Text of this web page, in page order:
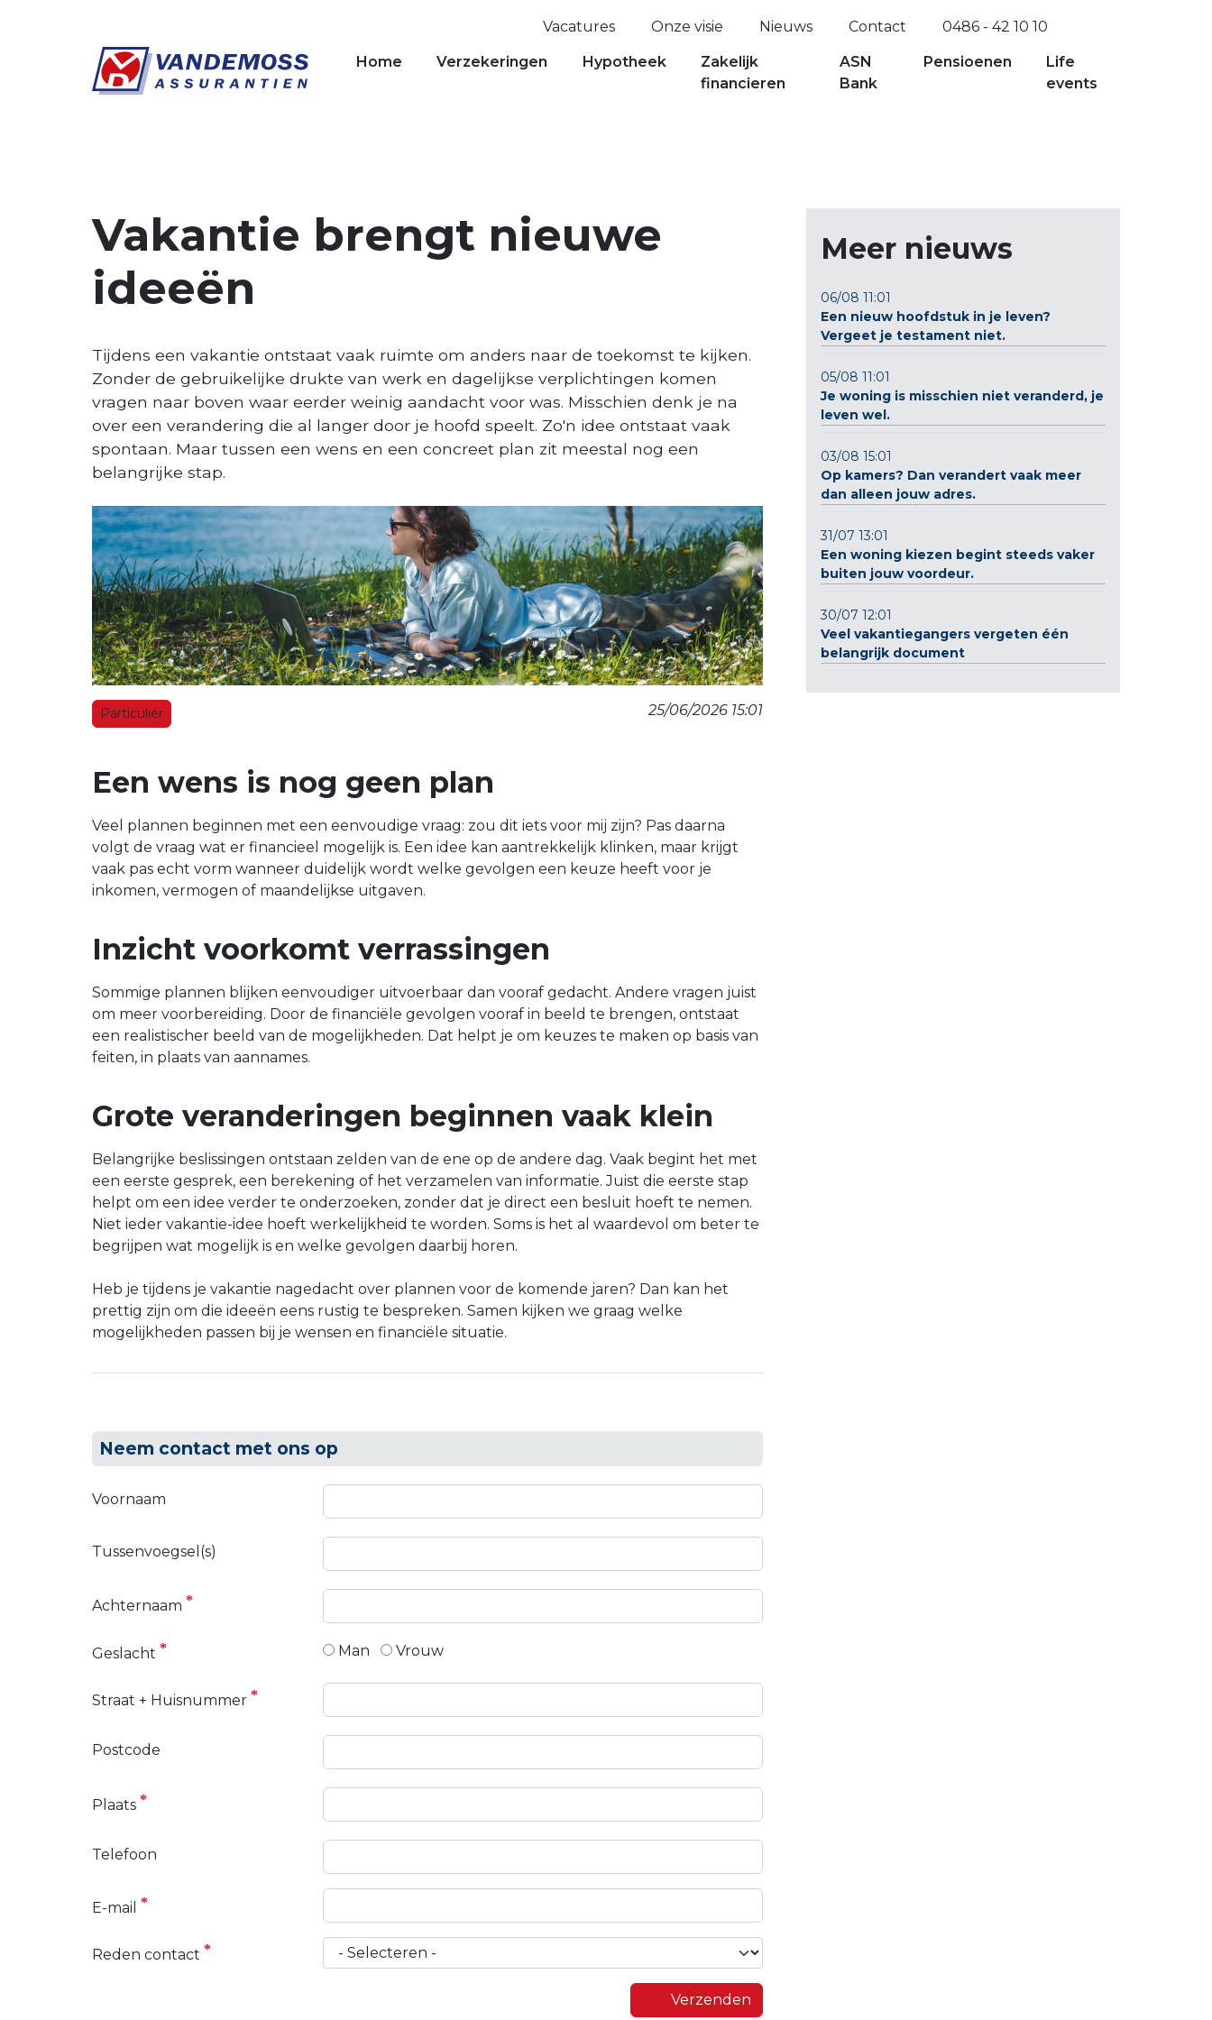
Vacatures
Onze visie Nieuws Contact 0486 - 42 10 10
Home Verzekeringen Hypotheek
Zakelijk
financieren
ASN
Bank
Pensioenen
Life
events
Vakantie brengt nieuwe
ideeën
Tijdens een vakantie ontstaat vaak ruimte om anders naar de toekomst te kijken.
Zonder de gebruikelijke drukte van werk en dagelijkse verplichtingen komen
vragen naar boven waar eerder weinig aandacht voor was. Misschien denk je na
over een verandering die al langer door je hoofd speelt. Zo'n idee ontstaat vaak
spontaan. Maar tussen een wens en een concreet plan zit meestal nog een
belangrijke stap.
Particulier 25/06/2026 15:01
Een wens is nog geen plan
Veel plannen beginnen met een eenvoudige vraag: zou dit iets voor mij zijn? Pas daarna
volgt de vraag wat er financieel mogelijk is. Een idee kan aantrekkelijk klinken, maar krijgt
vaak pas echt vorm wanneer duidelijk wordt welke gevolgen een keuze heeft voor je
inkomen, vermogen of maandelijkse uitgaven.
Inzicht voorkomt verrassingen
Sommige plannen blijken eenvoudiger uitvoerbaar dan vooraf gedacht. Andere vragen juist
om meer voorbereiding. Door de financiële gevolgen vooraf in beeld te brengen, ontstaat
een realistischer beeld van de mogelijkheden. Dat helpt je om keuzes te maken op basis van
feiten, in plaats van aannames.
Grote veranderingen beginnen vaak klein
Belangrijke beslissingen ontstaan zelden van de ene op de andere dag. Vaak begint het met
een eerste gesprek, een berekening of het verzamelen van informatie. Juist die eerste stap
helpt om een idee verder te onderzoeken, zonder dat je direct een besluit hoeft te nemen.
Niet ieder vakantie-idee hoeft werkelijkheid te worden. Soms is het al waardevol om beter te
begrijpen wat mogelijk is en welke gevolgen daarbij horen.
Heb je tijdens je vakantie nagedacht over plannen voor de komende jaren? Dan kan het
prettig zijn om die ideeën eens rustig te bespreken. Samen kijken we graag welke
mogelijkheden passen bij je wensen en financiële situatie.
Neem contact met ons op
Voornaam
Tussenvoegsel(s)
Achternaam
Geslacht Man Vrouw
Straat + Huisnummer
Postcode
Plaats
Telefoon
E-mail
Reden contact
Verzenden
Meer nieuws
06/08 11:01
Een nieuw hoofdstuk in je leven?
Vergeet je testament niet.
05/08 11:01
Je woning is misschien niet veranderd, je
leven wel.
03/08 15:01
Op kamers? Dan verandert vaak meer
dan alleen jouw adres.
31/07 13:01
Een woning kiezen begint steeds vaker
buiten jouw voordeur.
30/07 12:01
Veel vakantiegangers vergeten één
belangrijk document